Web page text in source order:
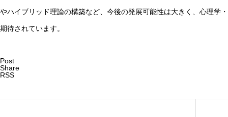
やハイブリッド理論の構築など、今後の発展可能性は大きく、心理学
期待されています。
Post
Share
RSS